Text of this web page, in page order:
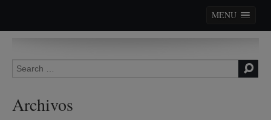
MENU
Search for:
Archivos